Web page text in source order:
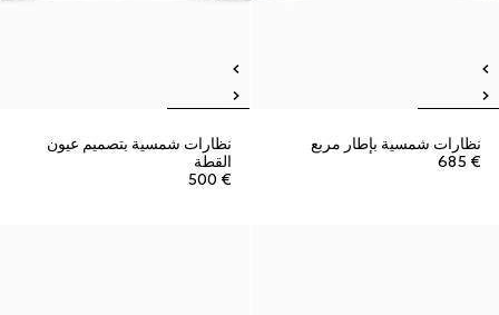
نظارات شمسية بإطار مربع
€ 685
نظارات شمسية بتصميم عيون
القطة
€ 500